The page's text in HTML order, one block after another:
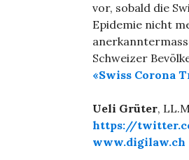
vor, sobald die
Epidemie nicht
Schweizer
«Swiss Corona
Ueli Grüter,
https://
www.digilaw.ch